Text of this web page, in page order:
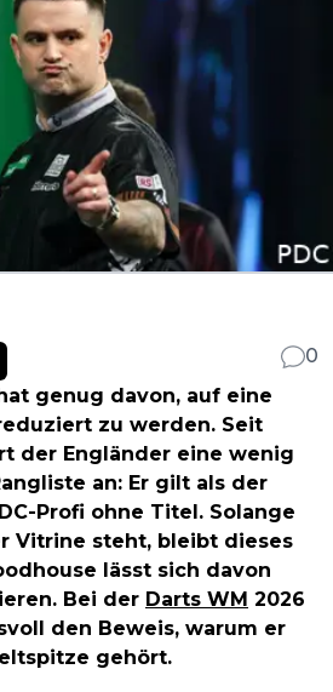
0
hat genug davon, auf eine
zu werden. Seit
der Engländer eine wenig
an: Er gilt als der
Profi ohne Titel. Solange
Vitrine steht, bleibt dieses
lässt sich davon
Bei der Darts WM 2026
den Beweis, warum er
gehört.